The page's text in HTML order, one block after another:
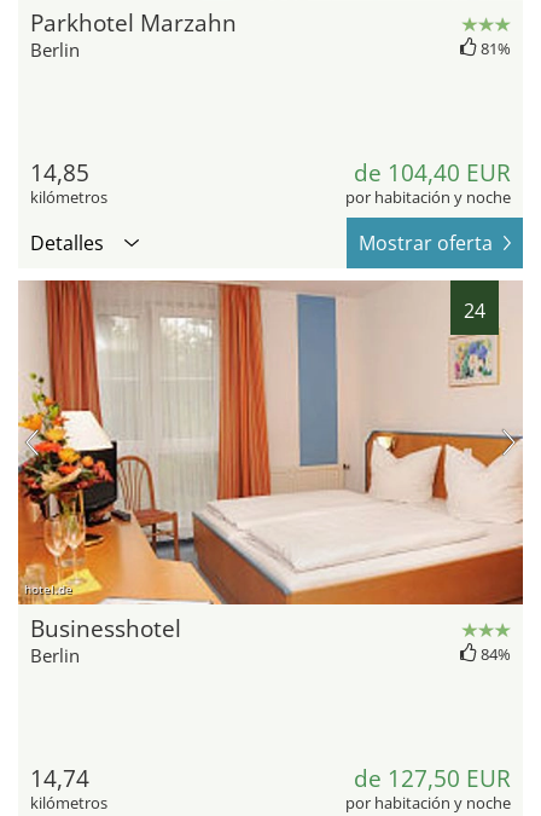
Parkhotel Marzahn
Berlin 81%
14,85
kilómetros
de 104,40 EUR
por habitación y noche
Detalles Mostrar oferta
24
hotel.de
Businesshotel
Berlin 84%
14,74
kilómetros
de 127,50 EUR
por habitación y noche